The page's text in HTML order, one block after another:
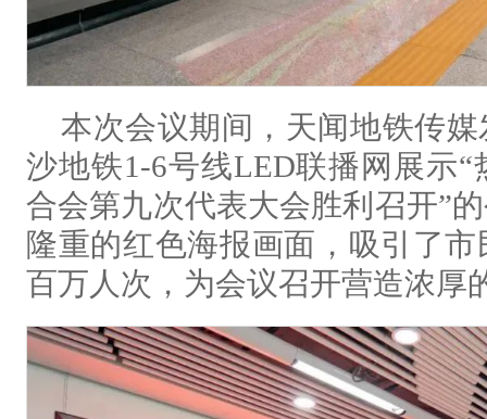
本次会议期间，天闻地铁传
沙地铁1-6号线LED联播网展示
合会第九次代表大会胜利召开”
隆重的红色海报画面，吸引了
百万人次，为会议召开营造浓厚